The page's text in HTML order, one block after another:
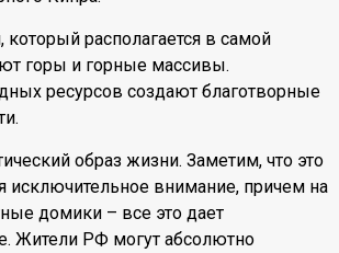
располагается в самой
горы и горные массивы.
ресурсов создают благотворные
образ жизни. Заметим, что это
исключительное внимание, причем на
домики – все это дает
Жители РФ могут абсолютно